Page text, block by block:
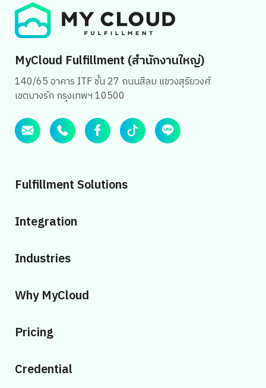
MyCloud Fulfillment (สำนักงานใหญ่)
140/65 อาคาร ITF ชั้น 27 ถนนสีลม แขวงสุริยวงศ์
เขตบางรัก กรุงเทพฯ 10500
Fulfillment Solutions
Integration
Industries
Why MyCloud
Pricing
Credential